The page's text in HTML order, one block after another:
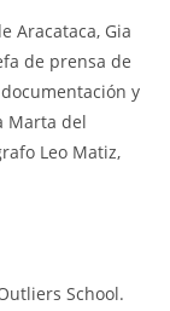
Aracataca, Gia
de prensa de
y
Marta del
Leo Matiz,
School.